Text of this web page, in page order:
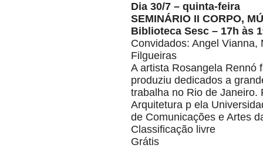
Dia 30/7 – quinta-feira
SEMINÁRIO II CORPO,
Biblioteca Sesc – 17h às
Convidados: Angel
Filgueiras
A artista Rosangela Rennó
produziu dedicados a
trabalha no Rio de Janeiro.
Arquitetura p ela
de Comunicações e Artes
Classificação livre
Grátis